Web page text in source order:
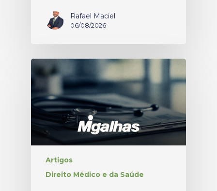
Rafael Maciel
06/08/2026
Artigos
Direito Médico e da Saúde